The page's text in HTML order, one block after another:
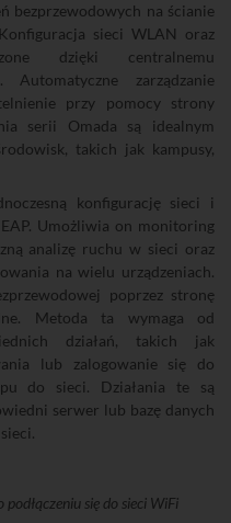
bezprzewodowych na ścianie
sieci WLAN oraz
dzięki centralnemu
Automatyczne zarządzanie
przy pomocy strony
serii Omada są idealnym
takich jak kampusy,
konfigurację sieci i
Umożliwia on monitoring
analizę ruchu w sieci oraz
na wielu urządzeniach.
poprzez stronę
Metoda ta wymaga od
działań, takich jak
lub zalogowanie się do
do sieci. Działania te są
serwer lub bazę danych
się do sieci WiFi